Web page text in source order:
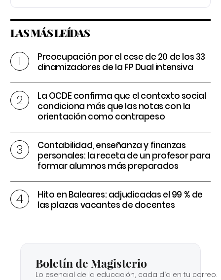
LAS MÁS LEÍDAS
Preocupación por el cese de 20 de los 33
dinamizadores de la FP Dual intensiva
La OCDE confirma que el contexto social
condiciona más que las notas con la
orientación como contrapeso
Contabilidad, enseñanza y finanzas
personales: la receta de un profesor para
formar alumnos más preparados
Hito en Baleares: adjudicadas el 99 % de
las plazas vacantes de docentes
Boletín de Magisterio
Lo esencial de la educación, cada día en tu correo.